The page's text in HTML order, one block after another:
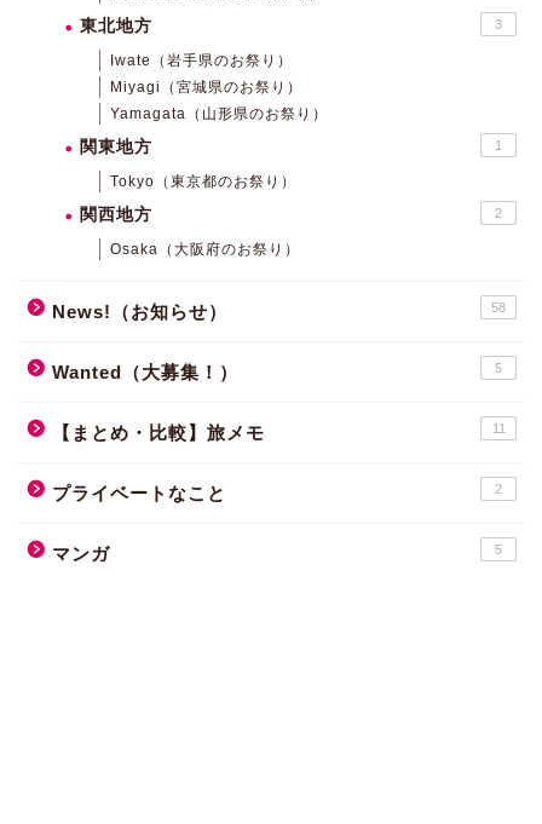
東北地方 3
Iwate（岩手県のお祭り）
Miyagi（宮城県のお祭り）
Yamagata（山形県のお祭り）
関東地方 1
Tokyo（東京都のお祭り）
関西地方 2
Osaka（大阪府のお祭り）
News!（お知らせ） 58
Wanted（大募集！） 5
【まとめ・比較】旅メモ 11
プライベートなこと 2
マンガ 5